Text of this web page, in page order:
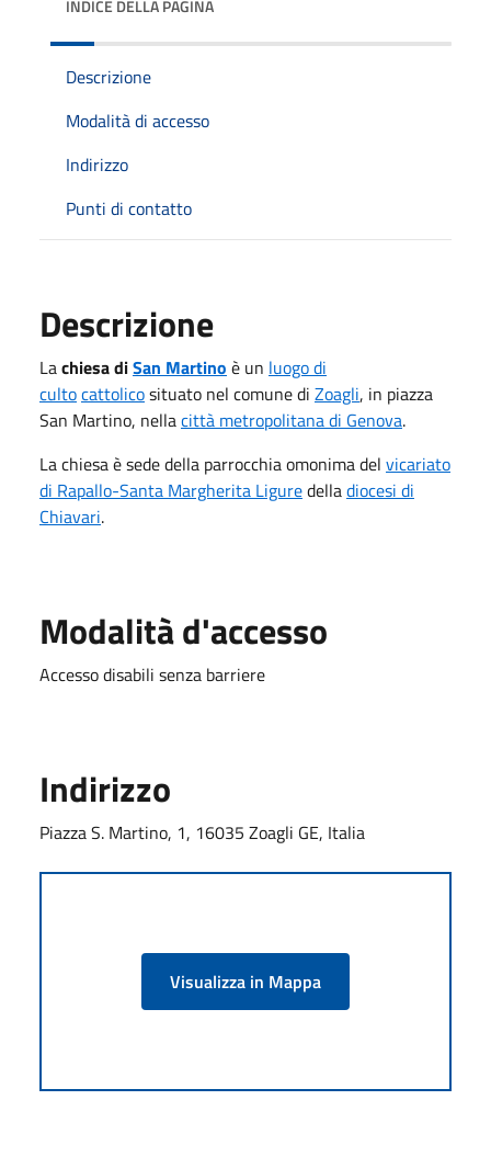
INDICE DELLA PAGINA
Descrizione
Modalità di accesso
Indirizzo
Punti di contatto
Descrizione
Lachiesa diSan Martino è un luogo di
cultocattolicosituato nel comune di Zoagli, in piazza
San Martino, nellacittà metropolitana di Genova.
La chiesa è sede della parrocchia omonima del vicariato
di Rapallo-Santa Margherita Liguredelladiocesi di
Chiavari.
Modalità d'accesso
Accesso disabili senza barriere
Indirizzo
Piazza S. Martino, 1, 16035 Zoagli GE, Italia
Visualizza in Mappa